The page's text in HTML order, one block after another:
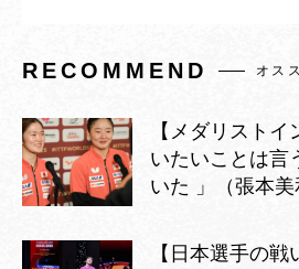
RECOMMEND オス
【メダリスト
いたいことは言
いた 」（張本美
【日本選手の